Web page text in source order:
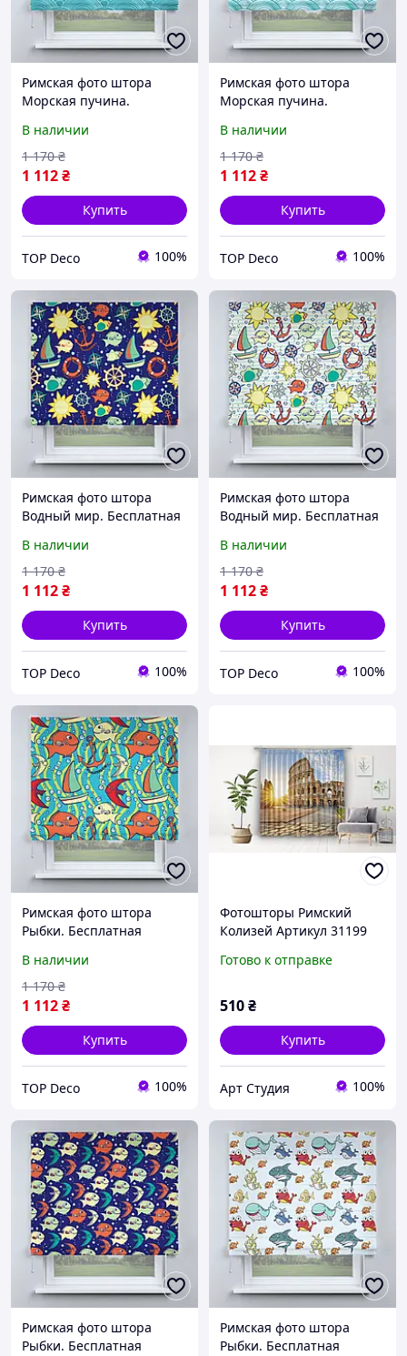
Римская фото штора
Морская пучина.
В наличии
1 112₴
1 170 ₴
Купить
TOP Deco 100%
Римская фото штора
Морская пучина.
В наличии
1 112₴
1 170 ₴
Купить
TOP Deco 100%
Римская фото штора
Водный мир. Бесплатная
В наличии
1 112₴
1 170 ₴
Купить
TOP Deco 100%
Римская фото штора
Водный мир. Бесплатная
В наличии
1 112₴
1 170 ₴
Купить
TOP Deco 100%
Римская фото штора
Рыбки. Бесплатная
В наличии
1 112₴
1 170 ₴
Купить
TOP Deco 100%
Фотошторы Римский
Колизей Артикул 31199
Готово к отправке
510₴
Купить
Арт Студия 100%
Римская фото штора
Рыбки. Бесплатная
Римская фото штора
Рыбки. Бесплатная